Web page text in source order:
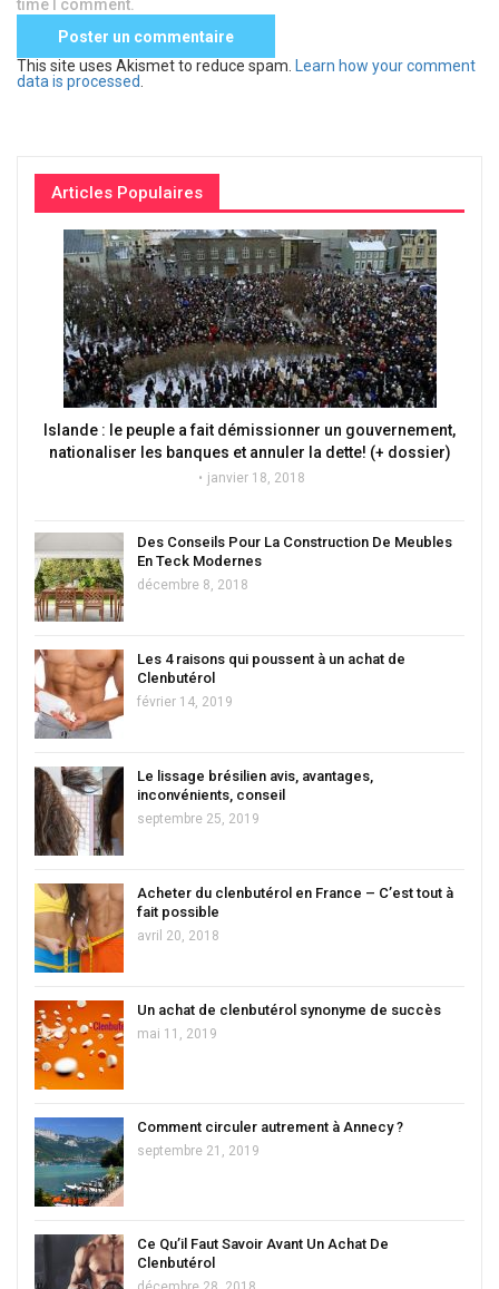
time I comment.
This site uses Akismet to reduce spam.
Learn how your comment
data is processed
Articles Populaires
Islande : le peuple a fait démissionner un gouvernement,
nationaliser les banques et annuler la dette! (+ dossier)
janvier 18, 2018
Des Conseils Pour La Construction De Meubles
En Teck Modernes
décembre 8, 2018
Les 4 raisons qui poussent à un achat de
Clenbutérol
février 14, 2019
Le lissage brésilien avis, avantages,
inconvénients, conseil
septembre 25, 2019
Acheter du clenbutérol en France – C’est tout à
fait possible
avril 20, 2018
Un achat de clenbutérol synonyme de succès
mai 11, 2019
Comment circuler autrement à Annecy ?
septembre 21, 2019
Ce Qu’il Faut Savoir Avant Un Achat De
Clenbutérol